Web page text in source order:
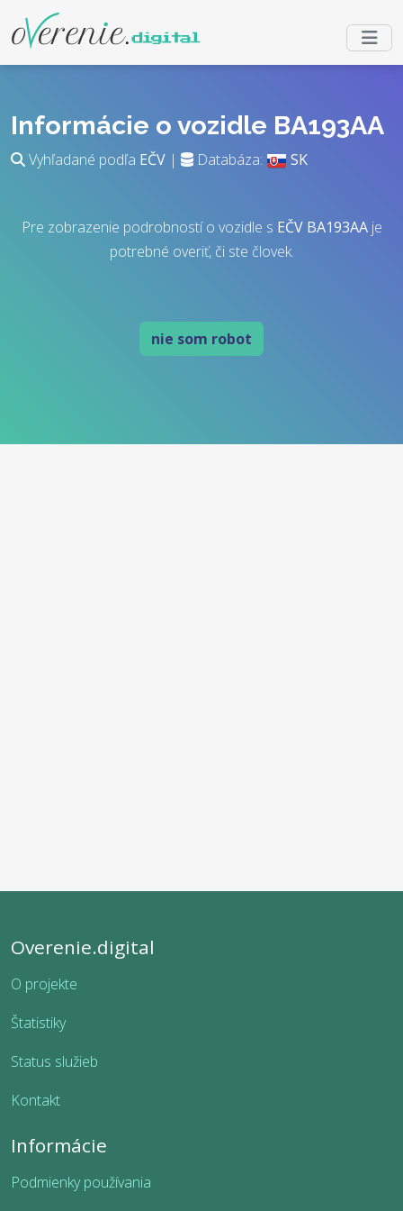
Informácie o vozidle BA193AA
Vyhľadané podľa EČV | Databáza: SK
Pre zobrazenie podrobností o vozidle s EČV BA193AAje
potrebné overiť, či ste človek.
nie som robot
Overenie.digital
O projekte
Štatistiky
Status služieb
Kontakt
Informácie
Podmienky používania